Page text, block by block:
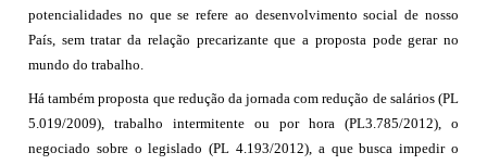
potencialidades no que se refere ao desenvolvimento social de nosso
País, sem tratar da relação precarizante que a proposta pode gerar no
mundo do trabalho.
Há também proposta que redução da jornada com redução de salários (PL
5.019/2009), trabalho intermitente ou por hora (PL3.785/2012), o
negociado sobre o legislado (PL 4.193/2012), a que busca impedir o